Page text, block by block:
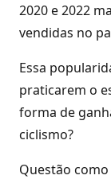
2020 e 2022
vendidas no
Essa
praticarem o
forma de
ciclismo?
Questão como